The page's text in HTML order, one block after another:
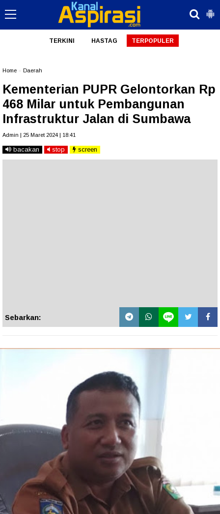
TERKINI HASTAG TERPOPULER
Home Daerah
Kementerian PUPR Gelontorkan Rp
468 Milar untuk Pembangunan
Infrastruktur Jalan di Sumbawa
Admin | 25 Maret 2024 | 18:41
bacakan stop screen
Sebarkan: